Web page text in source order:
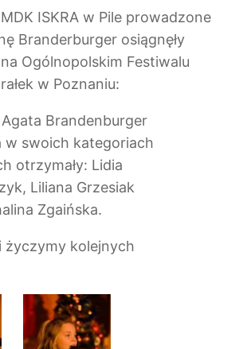
ISKRA w Pile prowadzone
Branderburger osiągnęły
Ogólnopolskim Festiwalu
w Poznaniu:
Brandenburger
w swoich kategoriach
otrzymały: Lidia
Liliana Grzesiak
Zgaińska.
życzymy kolejnych